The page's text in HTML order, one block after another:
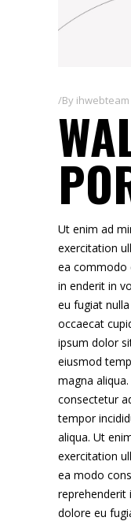
By ihwebteam
Ut enim ad
exercitation
ea commodo
in enderit in
eu fugiat
occaecat
ipsum dolor
eiusmod
magna
consectetur
tempor
aliqua. Ut
exercitation
ea modo
reprehenderit
dolore eu